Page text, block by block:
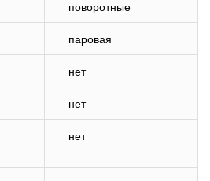
поворотные
паровая
нет
нет
нет